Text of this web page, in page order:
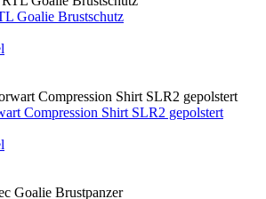
Goalie Brustschutz
Compression Shirt SLR2 gepolstert